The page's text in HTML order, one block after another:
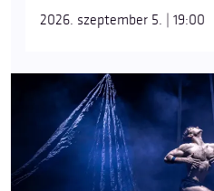
2026. szeptember 5. | 19:00